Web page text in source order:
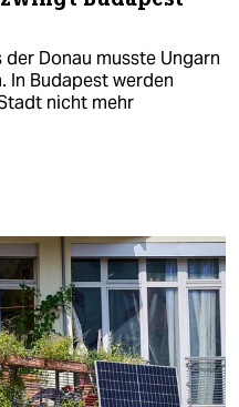
Donau musste Ungarn
In Budapest werden
nicht mehr